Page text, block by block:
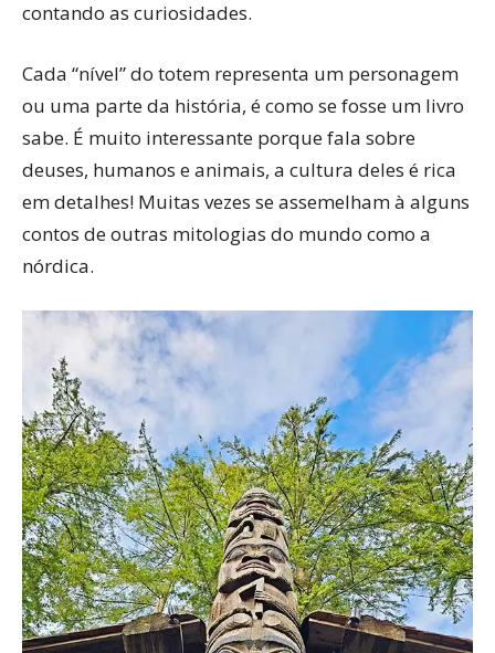
contando as curiosidades.
Cada “nível” do totem representa um personagem
ou uma parte da história, é como se fosse um livro
sabe. É muito interessante porque fala sobre
deuses, humanos e animais, a cultura deles é rica
em detalhes! Muitas vezes se assemelham à alguns
contos de outras mitologias do mundo como a
nórdica.